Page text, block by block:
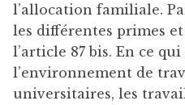
l’allocation familiale.
les différentes primes
l’article 87 bis. En ce
l’environnement de
universitaires, les